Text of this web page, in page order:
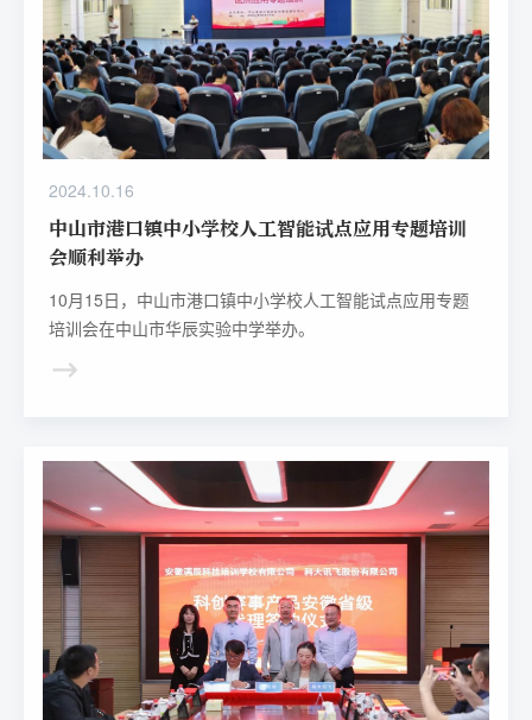
2024.10.16
中山市港口镇中小学校人工智能试点应用专题培训
会顺利举办
10月15日，中山市港口镇中小学校人工智能试点应用专题
培训会在中山市华辰实验中学举办。